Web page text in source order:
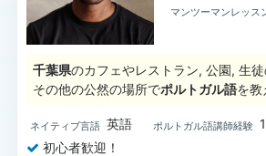
マンツーマンレッス
千葉県のカフェやレストラン, 公園, 生
その他の公然の場所でポルトガル語を教
ネイティブ言語 英語 ポルトガル語講師経験
初心者歓迎！